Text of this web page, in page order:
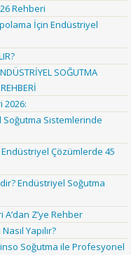
Rehberi
İçin Endüstriyel
SOĞUTMA
2026:
Soğutma Sistemlerinde
Çözümlerde 45
Endüstriyel Soğutma
Z’ye Rehber
Yapılır?
Soğutma ile Profesyonel